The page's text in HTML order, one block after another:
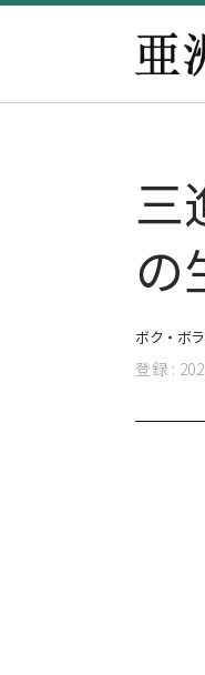
三
の
ボク・ボ
登録 :